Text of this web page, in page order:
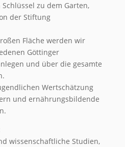
zu dem Garten,
der Stiftung
Fläche werden wir
Göttinger
und über die gesamte
Wertschätzung
und ernährungsbildende
wissenschaftliche Studien,